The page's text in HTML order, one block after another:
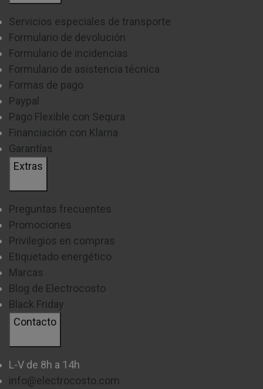
Servicios especiales de transporte
Formulario de devolución
Formulario de incidencias
Formulario de asistencia técnica
Formas de pago
Paypal
Pago Flexible con Sequra
Financiación con Klarna
Garantías
Extras
Preguntas frecuentes
Promociones
Privilegios en compras
Etiquetado energético
Marcas
Blog de Electrocosto
Black Friday
Contacto
L-V de 8h a 14h
info@electrocosto.com